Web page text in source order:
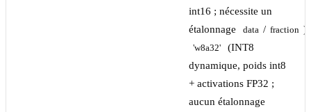
int16 ; nécessite un
étalonnage
data / fraction ),
'w8a32'
(INT8
dynamique, poids int8
+ activations FP32 ;
aucun étalonnage